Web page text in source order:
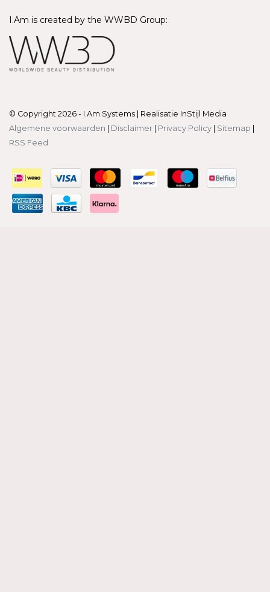
I.Am is created by the WWBD Group:
© Copyright 2026 - I.Am Systems | Realisatie InStijl Media
Algemene voorwaarden
Disclaimer Privacy Policy Sitemap
RSS Feed